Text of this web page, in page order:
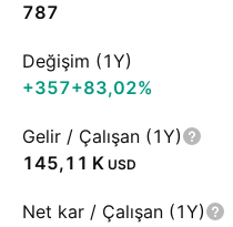
787
Değişim (1Y)
+357+83,02%
Gelir / Çalışan (1Y)
‪145,11 K‬ USD
Net kar / Çalışan (1Y)